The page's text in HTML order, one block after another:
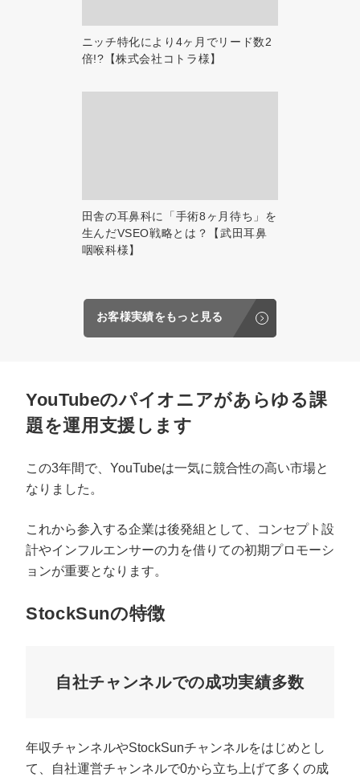
ニッチ特化により4ヶ月でリード数2
倍!?【株式会社コトラ様】
田舎の耳鼻科に「手術8ヶ月待ち」を
生んだVSEO戦略とは？【武田耳鼻
咽喉科様】
お客様実績をもっと見る
YouTubeのパイオニアがあらゆる課
題を運用支援します
この3年間で、YouTubeは一気に競合性の高い市場と
なりました。
これから参入する企業は後発組として、コンセプト設
計やインフルエンサーの力を借りての初期プロモーシ
ョンが重要となります。
StockSunの特徴
自社チャンネルでの成功実績多数
年収チャンネルやStockSunチャンネルをはじめとし
て、自社運営チャンネルで0から立ち上げて多くの成